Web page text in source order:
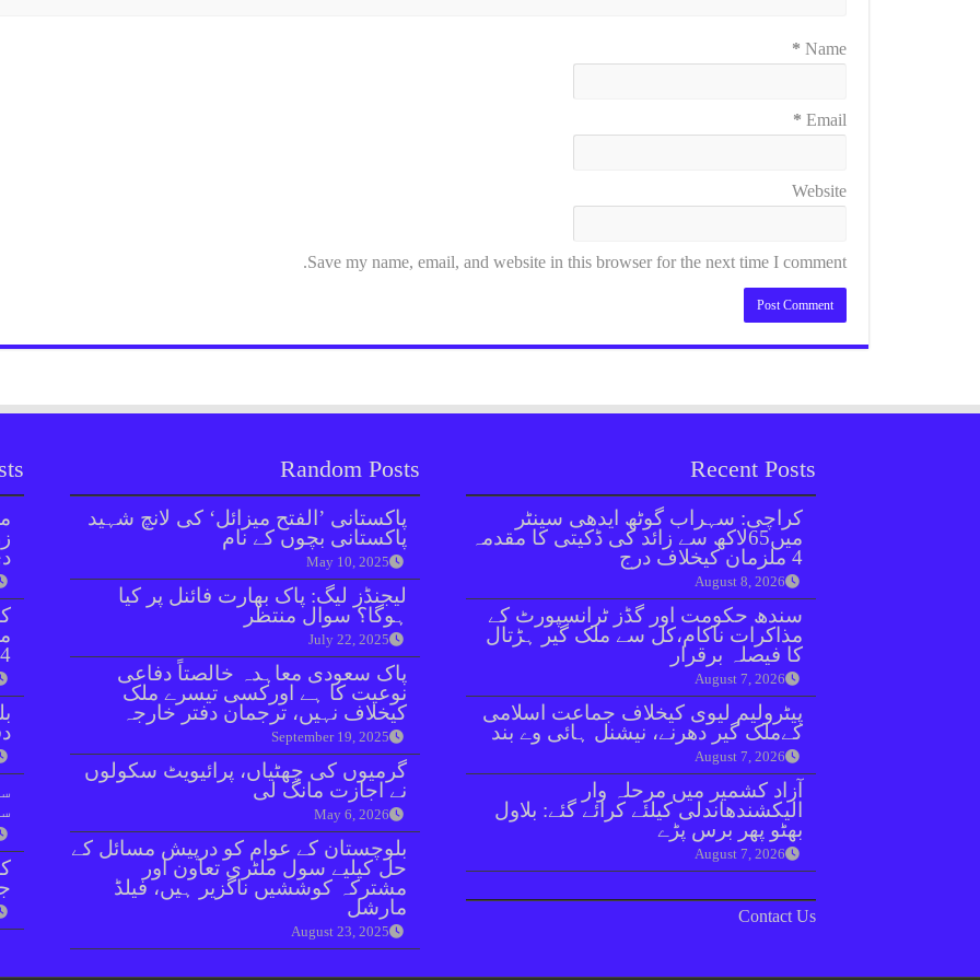
Name
*
Email
*
Website
Save my name, email, and website in this browser for the next time I comment.
4 ملزمان کیخلاف درج
Random Posts
پاکستانی ’الفتح میزائل‘ کی لانچ شہید
پاکستانی بچوں کے نام
May 10, 2025
لیجنڈز لیگ: پاک بھارت فائنل پر کیا
ہوگا؟ سوال منتظر
July 22, 2025
پاک سعودی معاہدہ خالصتاً دفاعی
نوعیت کا ہے اورکسی تیسرے ملک
کیخلاف نہیں، ترجمان دفتر خارجہ
September 19, 2025
گرمیوں کی چھٹیاں، پرائیویٹ سکولوں
نے اجازت مانگ لی
May 6, 2026
بلوچستان کے عوام کو درپیش مسائل کے
حل کیلیے سول ملٹری تعاون اور
مشترکہ کوششیں ناگزیر ہیں، فیلڈ
مارشل
August 23, 2025
Recent Posts
کراچی: سہراب گوٹھ ایدھی سینٹر
میں65لاکھ سے زائد کی ڈکیتی کا مقدمہ
4 ملزمان کیخلاف درج
August 8, 2026
سندھ حکومت اور گڈز ٹرانسپورٹ کے
مذاکرات ناکام،کل سے ملک گیر ہڑتال
کا فیصلہ برقرار
August 7, 2026
پیٹرولیم لیوی کیخلاف جماعت اسلامی
کےملک گیر دھرنے، نیشنل ہائی وے بند
August 7, 2026
آزاد کشمیر میں مرحلہ وار
الیکشندھاندلی کیلئے کرائے گئے: بلاول
بھٹو پھر برس پڑے
August 7, 2026
Contact Us